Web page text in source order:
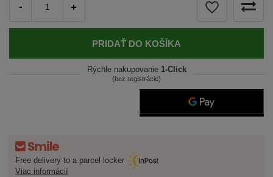
- +
PRIDAŤ DO KOŠÍKA
Rýchle nakupovanie 1-Click
(bez registrácie)
Free delivery to a parcel locker
Viac informácií